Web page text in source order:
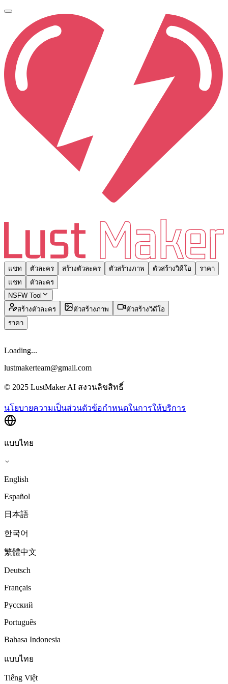
แชท ตัวละคร สร้างตัวละคร ตัวสร้างภาพ ตัวสร้างวิดีโอ
ราคา
แชท
ตัวละคร
NSFW Tool
สร้างตัวละคร
ตัวสร้างภาพ
ตัวสร้างวิดีโอ
ราคา
Loading...
lustmakerteam@gmail.com
© 2025 LustMaker AI สงวนลิขสิทธิ์
นโยบายความเป็นส่วนตัวข้อกำหนดในการให้บริการ
แบบไทย
English
Español
日本語
한국어
繁體中文
Deutsch
Français
Русский
Português
Bahasa Indonesia
แบบไทย
Tiếng Việt